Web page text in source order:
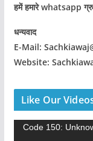
हमें हमारे whatsapp
धन्यवाद
E-Mail:
Website:
Like Our
Code 150: